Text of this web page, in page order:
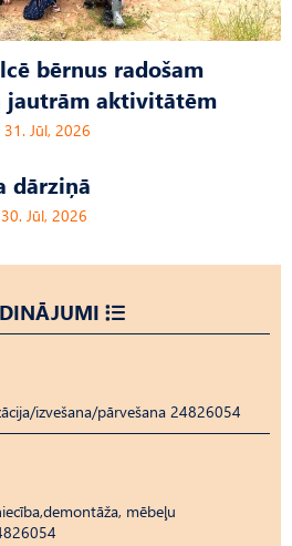
bērnus radošam
jautrām aktivitātēm
Jūl, 2026
dārziņā
Jūl, 2026
izvešana/pārvešana 24826054
mēbeļu